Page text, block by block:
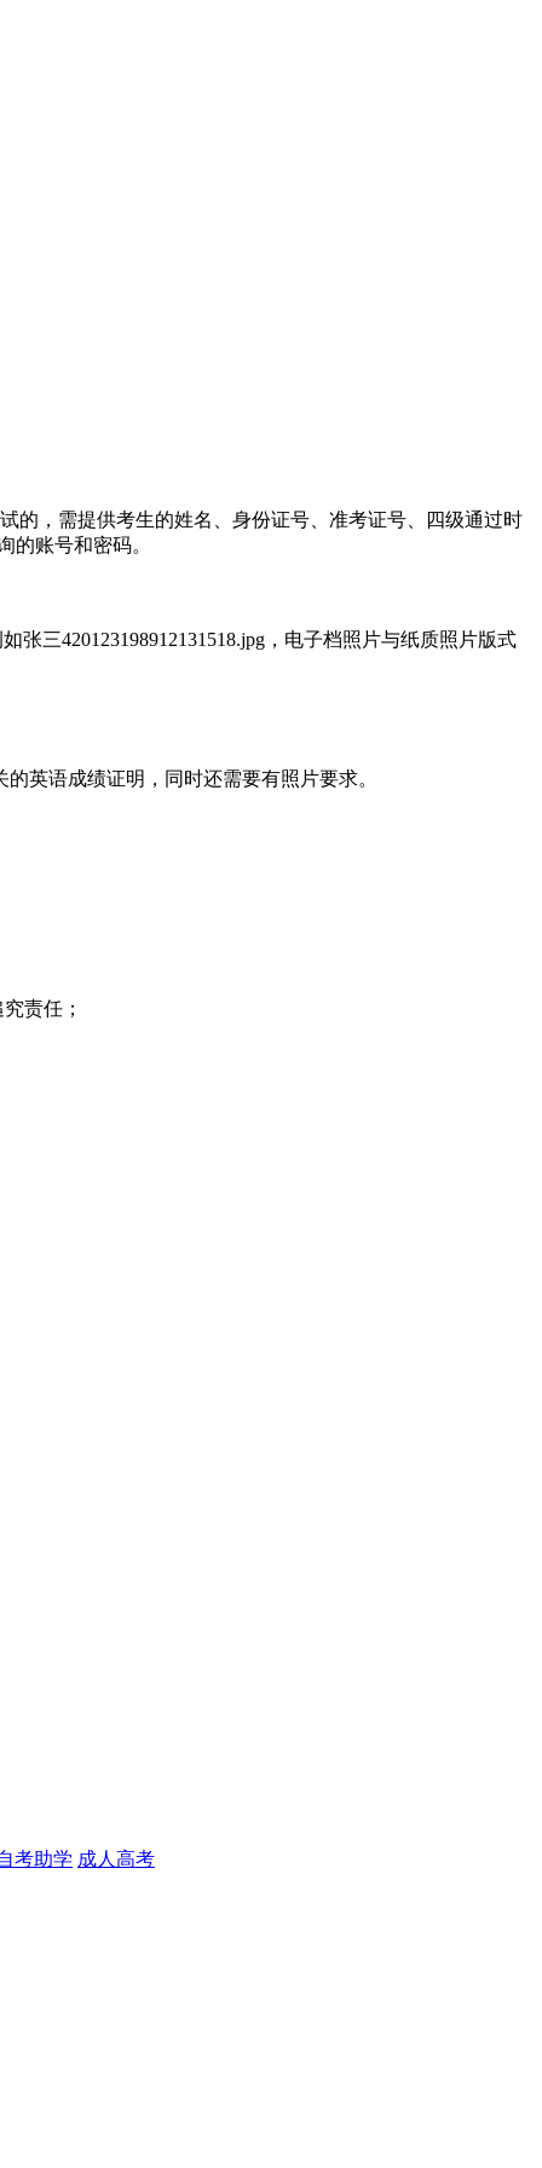
的，需提供考生的姓名、身份证号、准考证号、四级通过时
的账号和密码。
张三420123198912131518.jpg，电子档照片与纸质照片版式
英语成绩证明，同时还需要有照片要求。
责任；
考助学 成人高考